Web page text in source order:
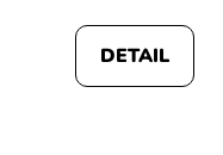
DETAIL